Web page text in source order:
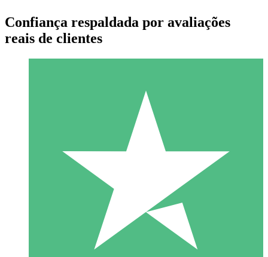
Pacotes de Créditos Individuais
Pague conforme o uso com créditos de download. Sem
1000
Confiança respaldada por avaliações
reais de clientes